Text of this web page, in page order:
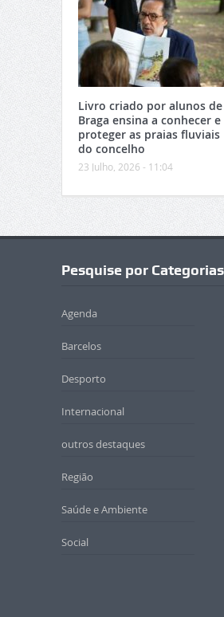
Livro criado por alunos de
Braga ensina a conhecer e
proteger as praias fluviais
do concelho
23 Julho, 2026 - 11:04
Pesquise por
Agenda
Barcelos
Desporto
Internacional
outros destaques
Região
Saúde e Ambiente
Social